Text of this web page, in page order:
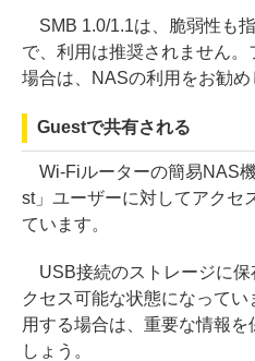
SMB 1.0/1.1は、脆弱性も
で、利用は推奨されません
場合は、NASの利用をお勧め
Guestで共有される
Wi-Fiルーターの簡易NAS
st」ユーザーに対してアクセ
ています。
USB接続のストレージに保
クセス可能な状態になって
用する場合は、重要な情報
しょう。